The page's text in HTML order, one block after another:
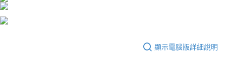
顯示電腦版詳細說明